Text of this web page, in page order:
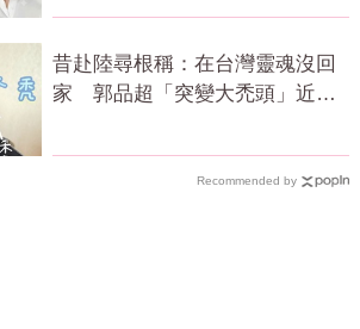
昔赴陸尋根稱：在台灣靈魂沒回
家 郭品超「突變大禿頭」近照
Recommended by